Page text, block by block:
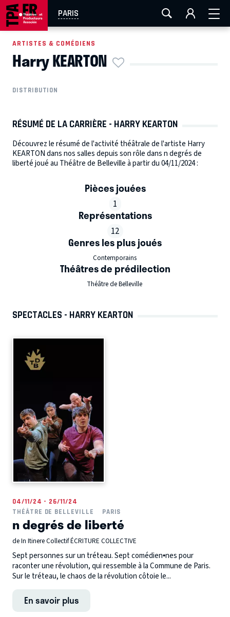
PARIS
AIX-MARSEILLE LA ROCHELLE
EN TOURNÉE
ARTISTES & COMÉDIENS
Harry KEARTON
DISTRIBUTION
RÉSUMÉ DE LA CARRIÈRE - HARRY KEARTON
Découvrez le résumé de l'activité théâtrale de l'artiste Harry
KEARTON dans nos salles depuis son rôle dans n degrés de
liberté joué au Théâtre de Belleville à partir du 04/11/2024 :
Pièces jouées
1
Représentations
12
Genres les plus joués
Contemporains
Théâtres de prédilection
Théâtre de Belleville
SPECTACLES - HARRY KEARTON
04/11/24 - 26/11/24
THÉÂTRE DE BELLEVILLE
PARIS
n degrés de liberté
de In Itinere Collectif ÉCRITURE COLLECTIVE
Sept personnes sur un tréteau. Sept comédien•nes pour
raconter une révolution, qui ressemble à la Commune de Paris.
Sur le tréteau, le chaos de la révolution côtoie le...
En savoir plus